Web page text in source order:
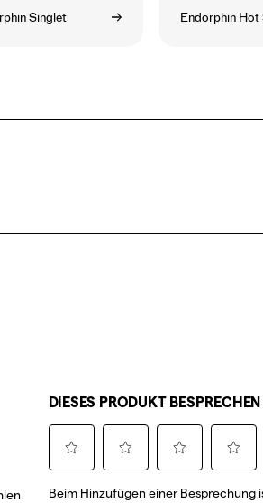
Singlet Endorphin Hot